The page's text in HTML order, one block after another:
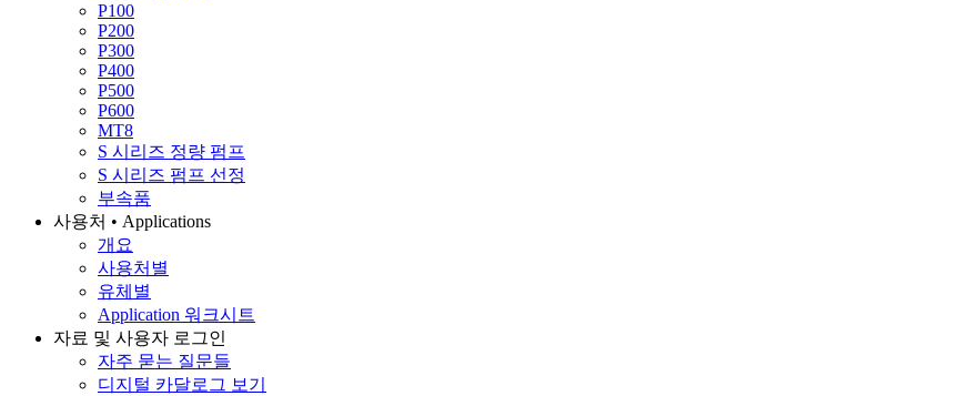
P100
P200
P300
P400
P500
P600
MT8
S 시리즈 정량 펌프
S 시리즈 펌프 선정
부속품
사용처 • Applications
개요
사용처별
유체별
Application 워크시트
자료 및 사용자 로그인
자주 묻는 질문들
디지털 카달로그 보기